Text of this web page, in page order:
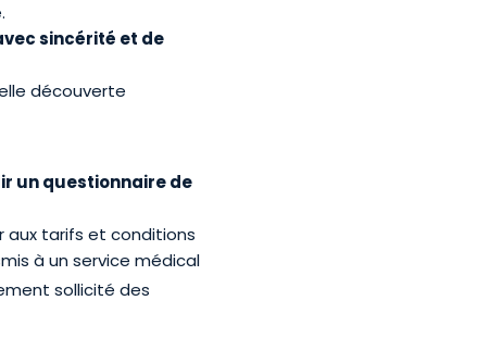
sincérité et de
découverte
un questionnaire de
aux tarifs et conditions
à un service médical
sollicité des